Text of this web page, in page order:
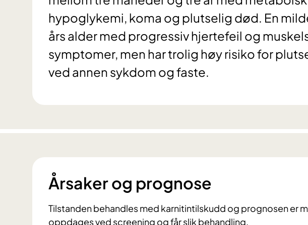
hypoglykemi, koma og plutselig død. En
års alder med progressiv hjertefeil og
symptomer, men har trolig høy risiko for
ved annen sykdom og faste.
Årsaker og prognose
Tilstanden behandles med karnitintilskudd og prognosen er
oppdages ved screening og får slik behandling.